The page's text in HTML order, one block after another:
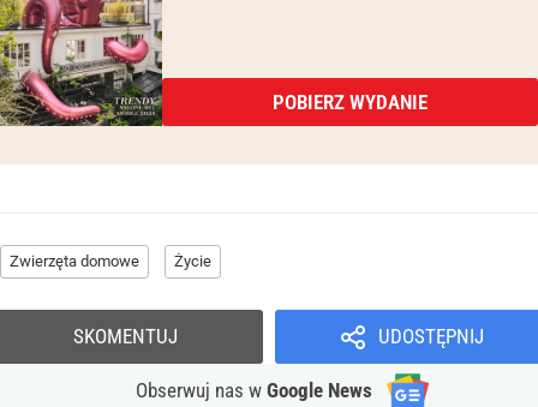
POBIERZ WYDANIE
Zwierzęta domowe Życie
UDOSTĘPNIJ
Obserwuj nas w Google News
SKOMENTUJ